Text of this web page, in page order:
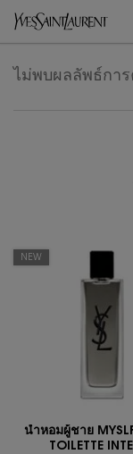
ไม่พบผลลัพธ์กา
NEW
น้ำหอมผู้ชาย
TOILETTE